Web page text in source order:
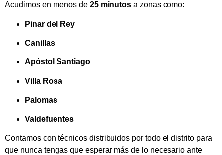
Acudimos en menos de 25 minutos a zonas como:
Pinar del Rey
Canillas
Apóstol Santiago
Villa Rosa
Palomas
Valdefuentes
Contamos con técnicos distribuidos por todo el distrito para
que nunca tengas que esperar más de lo necesario ante